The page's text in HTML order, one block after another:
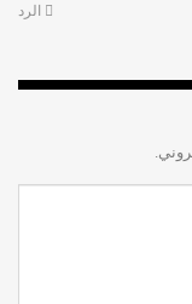
الرد